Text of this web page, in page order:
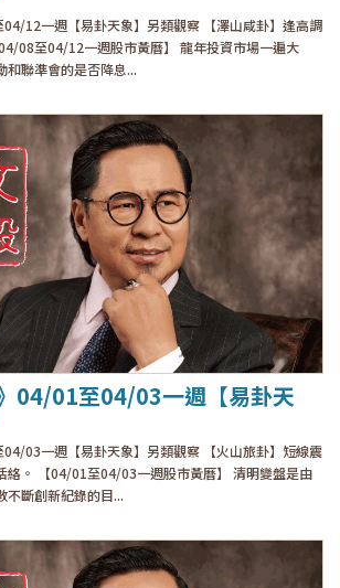
04/12一週【易卦天象】另類觀察 【澤山咸卦】逢高調
08至04/12一週股市黃曆】 龍年投資市場一遍大
和聯準會的是否降息...
04/01至04/03一週【易卦天
04/03一週【易卦天象】另類觀察 【火山旅卦】短線震
絡。 【04/01至04/03一週股市黃曆】 清明變盤是由
不斷創新紀錄的目...